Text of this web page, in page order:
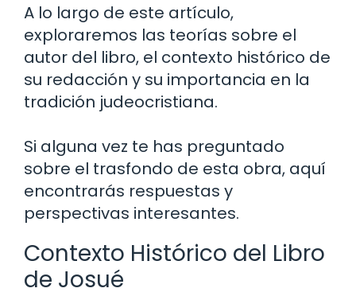
A lo largo de este artículo,
exploraremos las teorías sobre el
autor del libro, el contexto histórico de
su redacción y su importancia en la
tradición judeocristiana.
Si alguna vez te has preguntado
sobre el trasfondo de esta obra, aquí
encontrarás respuestas y
perspectivas interesantes.
Contexto Histórico del Libro
de Josué